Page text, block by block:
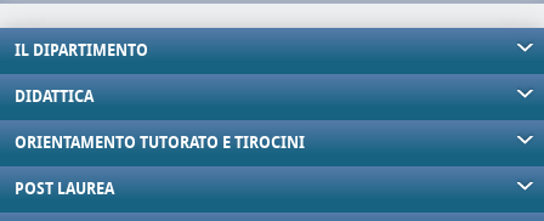
IL DIPARTIMENTO
DIDATTICA
ORIENTAMENTO TUTORATO E TIROCINI
POST LAUREA